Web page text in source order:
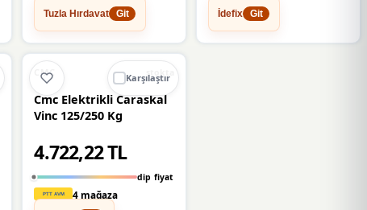
Tuzla Hırdavat Git İdefix Git
Karşılaştır
CMC
Cmc Elektrikli Caraskal
Vinc 125/250 Kg
4.722,22 TL
dip fiyat
4 mağaza